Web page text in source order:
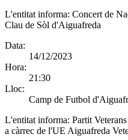
L'entitat informa: Concert de
Clau de Sòl d'Aiguafreda
Data:
14/12/2023
Hora:
21:30
Lloc:
Camp de Futbol
L'entitat informa: Partit
a càrrec de l'UE Aiguafreda